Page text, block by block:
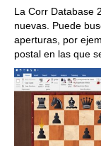
La Corr Database
nuevas. Puede
aperturas, por
postal en las que